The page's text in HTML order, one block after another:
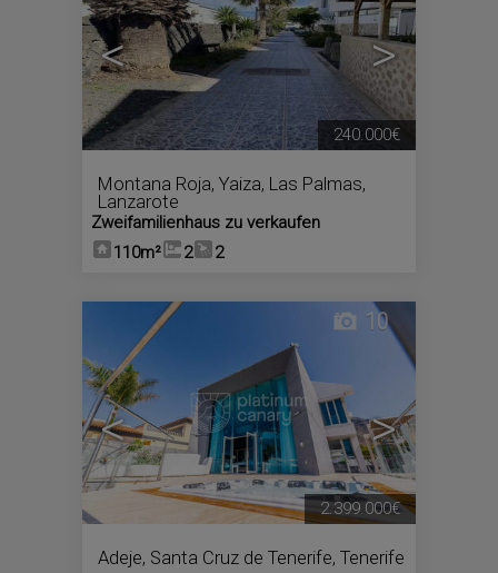
< >
Montana Roja, Yaiza, Las Palmas,
Lanzarote
Zweifamilienhaus zu verkaufen
110m²
2 2
240.000€
< >
10
Adeje, Santa Cruz de Tenerife, Tenerife
2.399.000€